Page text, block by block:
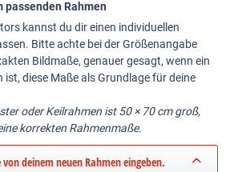
Rahmen
kannst du dir einen individuellen
Bitte achte bei der Größenangabe
Bildmaße, genauer gesagt, wenn ein
ist, diese Maße als Grundlage für deine
oder Keilrahmen ist 50 × 70 cm groß,
korrekten Rahmenmaße.
deinem neuen Rahmen eingeben.